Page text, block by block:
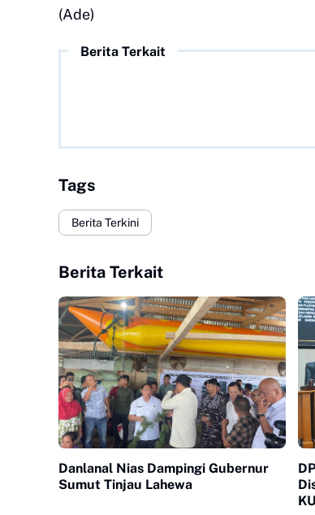
(Ade)
Berita Terkait
Tags
Berita Terkini
Berita Terkait
Danlanal Nias Dampingi Gubernur
Sumut Tinjau Lahewa